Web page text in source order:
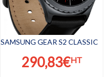
SAMSUNG GEAR S2 CLASSIC
290,83€HT